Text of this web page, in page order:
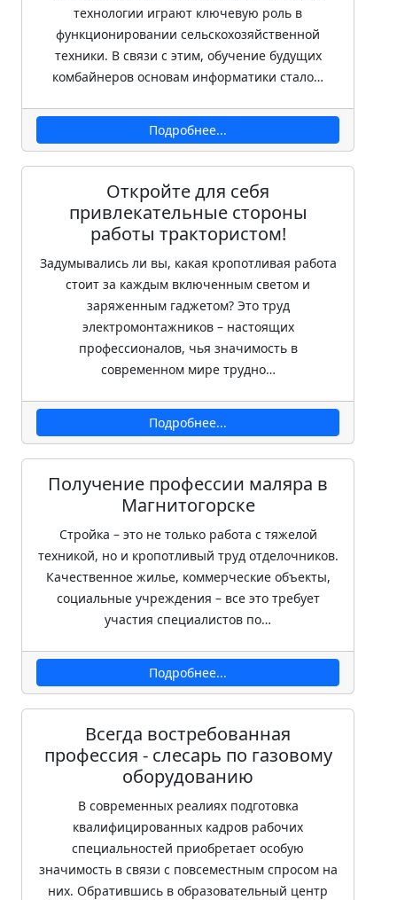
технологии играют ключевую роль в
функционировании сельскохозяйственной
техники. В связи с этим, обучение будущих
комбайнеров основам информатики стало…
Подробнее...
Откройте для себя
привлекательные стороны
работы трактористом!
Задумывались ли вы, какая кропотливая работа
стоит за каждым включенным светом и
заряженным гаджетом? Это труд
электромонтажников – настоящих
профессионалов, чья значимость в
современном мире трудно…
Подробнее...
Получение профессии маляра в
Магнитогорске
Стройка – это не только работа с тяжелой
техникой, но и кропотливый труд отделочников.
Качественное жилье, коммерческие объекты,
социальные учреждения – все это требует
участия специалистов по…
Подробнее...
Всегда востребованная
профессия - слесарь по газовому
оборудованию
В современных реалиях подготовка
квалифицированных кадров рабочих
специальностей приобретает особую
значимость в связи с повсеместным спросом на
них. Обратившись в образовательный центр